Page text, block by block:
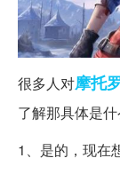
很多人对摩托
了解那具体是
1、是的，现在